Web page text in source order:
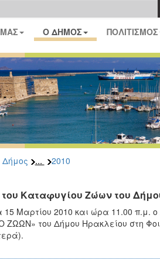
Ο ΔΗΜΟΣ ΠΟΛΙΤΙΣΜΟΣ
... 2010
του Καταφυγίου Ζώων του
Μαρτίου 2010 και ώρα 11.00 π.μ.
ΖΩΩΝ» του Δήμου Ηρακλείου στη